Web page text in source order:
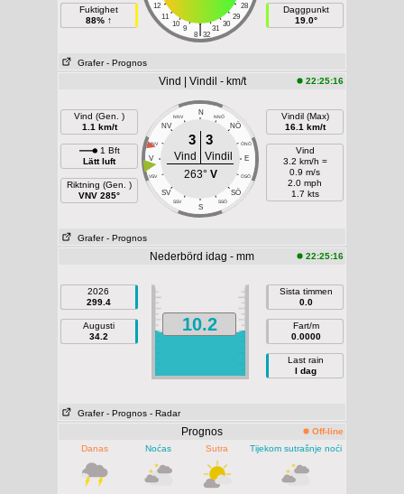
Fuktighet
88% ↑
12
28
11
29
10
30
9 31
|
8 32
Daggpunkt
19.0°
Grafer - Prognos
Vind | Vindil - km/t 22:25:16
Vind (Gen. )
1.1 km/t
1 Bft
Lätt luft
Riktning (Gen. )
VNV 285°
N
NNV NNÖ
NV NÖ
VNV ÖNÖ
V E
VSV ÖSÖ
SV SÖ
SSV SSÖ
S
3 3
Vind
Vindil
263° V
Vindil (Max)
16.1 km/t
Vind
3.2 km/h =
0.9 m/s
2.0 mph
1.7 kts
Grafer - Prognos
Nederbörd idag - mm 22:25:16
2026
299.4
Augusti
34.2
10.2
Sista timmen
0.0
Fart/m
0.0000
Last rain
I dag
Grafer - Prognos - Radar
Prognos
Off-line
Danas
Noćas Sutra Tijekom sutrašnje noći